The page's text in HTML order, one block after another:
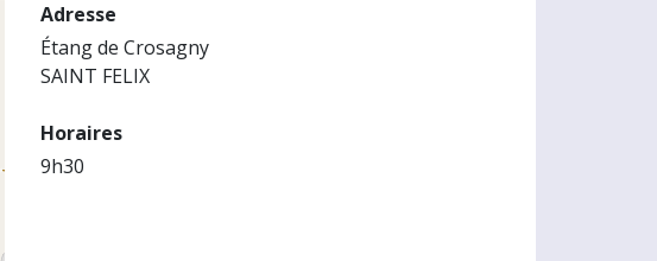
Adresse
Étang de Crosagny
SAINT FELIX
Horaires
9h30